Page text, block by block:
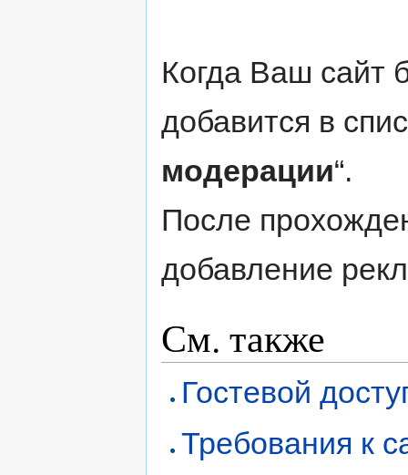
Когда Ваш сайт
добавится в
модерации“.
После
добавление
См. также
Гостевой
Требования к